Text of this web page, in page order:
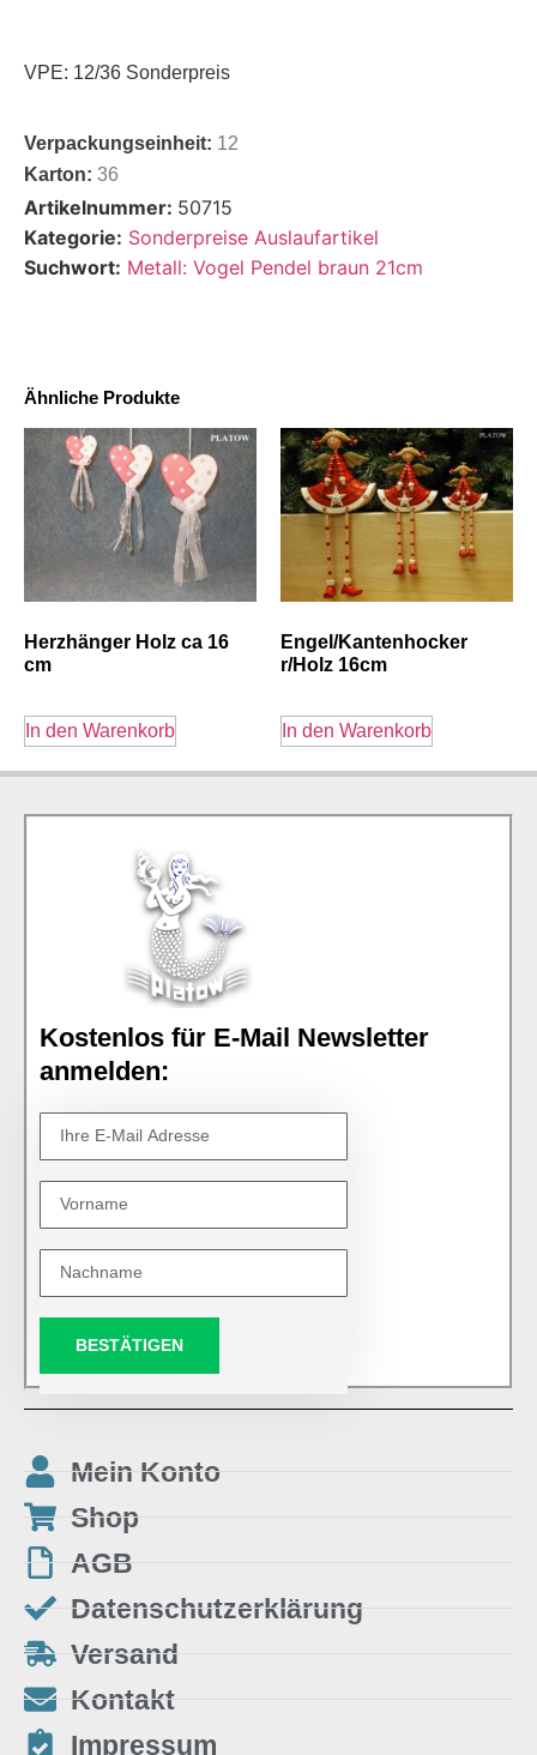
VPE: 12/36 Sonderpreis
Verpackungseinheit: 12
Karton: 36
Artikelnummer: 50715
Kategorie: Sonderpreise Auslaufartikel
Suchwort: Metall: Vogel Pendel braun 21cm
Ähnliche Produkte
Herzhänger Holz ca 16
cm
In den Warenkorb
Engel/Kantenhocker
r/Holz 16cm
In den Warenkorb
Kostenlos für E-Mail Newsletter
anmelden:
BESTÄTIGEN
Mein Konto
Shop
AGB
Datenschutzerklärung
Versand
Kontakt
Impressum